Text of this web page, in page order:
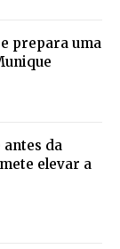
prepara uma
antes da
elevar a